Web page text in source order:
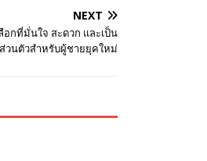
NEXT
อกที่มั่นใจ สะดวก และเป็น
ส่วนตัวสำหรับผู้ชายยุคใหม่